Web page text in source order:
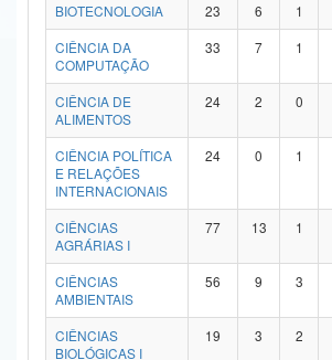
Advocacia-Geral da União
Banco Central do Brasil
BIOTECNOLOGIA
23 6 1
CIÊNCIA DA
COMPUTAÇÃO
33 7 1
CIÊNCIA DE
ALIMENTOS
24 2 0
CIÊNCIA POLÍTICA
E RELAÇÕES
INTERNACIONAIS
24 0 1
CIÊNCIAS
AGRÁRIAS I
77 13 1
CIÊNCIAS
AMBIENTAIS
56 9 3
CIÊNCIAS
BIOLÓGICAS I
19 3 2